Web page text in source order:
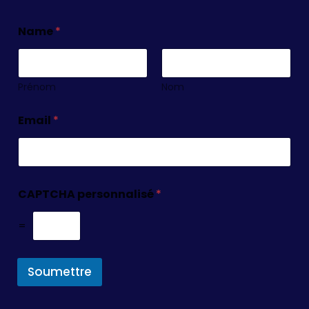
Name*
Prénom Nom
Email *
CAPTCHA personnalisé*
=
Soumettre